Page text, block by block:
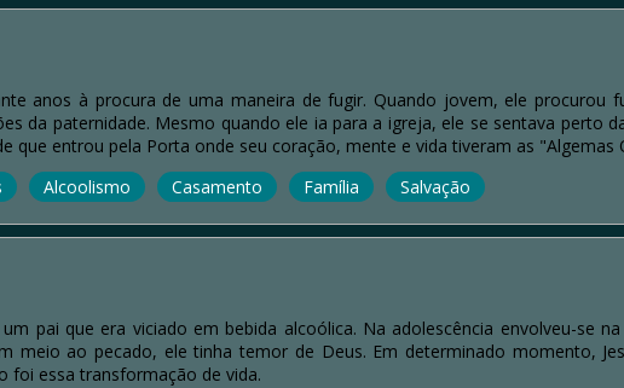
anos à procura de uma maneira de fugir. Quando jovem, ele procurou
da paternidade. Mesmo quando ele ia para a igreja, ele se sentava perto
que entrou pela Porta onde seu coração, mente e vida tiveram as "Algemas
Alcoolismo Casamento Família Salvação
pai que era viciado em bebida alcoólica. Na adolescência envolveu-se
meio ao pecado, ele tinha temor de Deus. Em determinado momento,
foi essa transformação de vida.